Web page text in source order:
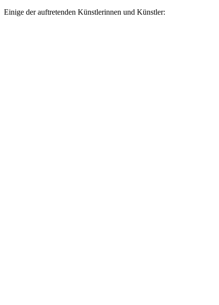
Einige der auftretenden Künstlerinnen und Künstler: